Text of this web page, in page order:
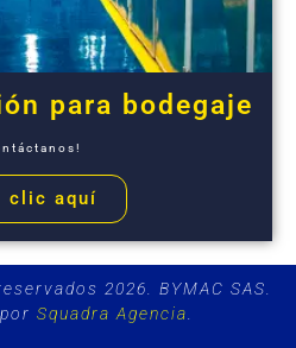
para bodegaje
clic aquí
2026. BYMAC SAS.
Squadra Agencia